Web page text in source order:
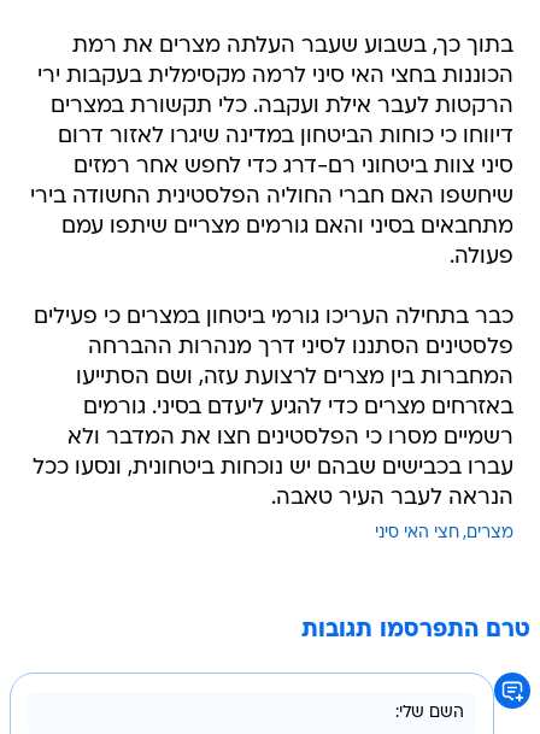
בתוך כך, בשבוע שעבר העלתה מצרים את רמת
הכוננות בחצי האי סיני לרמה מקסימלית בעקבות ירי
הרקטות לעבר אילת ועקבה. כלי תקשורת במצרים
דיווחו כי כוחות הביטחון במדינה שיגרו לאזור דרום
סיני צוות ביטחוני רם-דרג כדי לחפש אחר רמזים
שיחשפו האם חברי החוליה הפלסטינית החשודה בירי
מתחבאים בסיני והאם גורמים מצריים שיתפו עמם
פעולה.
כבר בתחילה העריכו גורמי ביטחון במצרים כי פעילים
פלסטינים הסתננו לסיני דרך מנהרות ההברחה
המחברות בין מצרים לרצועת עזה, ושם הסתייעו
באזרחים מצרים כדי להגיע ליעדם בסיני. גורמים
רשמיים מסרו כי הפלסטינים חצו את המדבר ולא
עברו בכבישים שבהם יש נוכחות ביטחונית, ונסעו ככל
הנראה לעבר העיר טאבה.
מצרים חצי האי סיני
טרם התפרסמו תגובות